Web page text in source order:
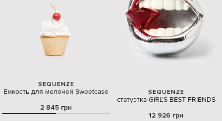
SEQUENZE
Емкость для мелочей Sweetcase
2 845 грн
SEQUENZE
статуэтка GIRL'S BEST FRIENDS
12 926 грн